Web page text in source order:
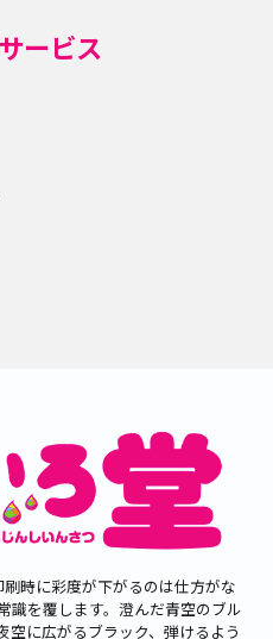
ービス
刷時に彩度が下がるのは仕方がな
識を覆します。澄んだ青空のブル
空に広がるブラック、弾けるよう